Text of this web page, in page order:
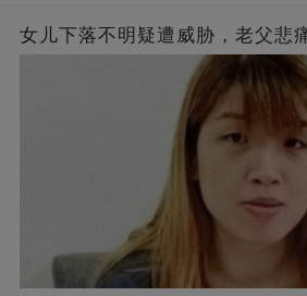
女儿下落不明疑遭威胁，老父悲